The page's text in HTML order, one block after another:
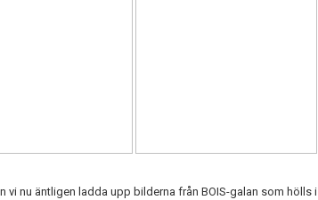
vi nu äntligen ladda upp bilderna från BOIS-galan som hölls i